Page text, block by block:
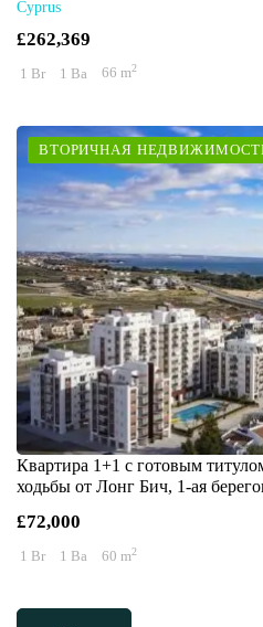
Cyprus
£262,369
1 Br 1 Ba 66 m2
ВТОРИЧНАЯ
Квартира 1+1 с готовым
ходьбы от Лонг Бич, 1-ая
£72,000
1 Br 1 Ba 60 m2